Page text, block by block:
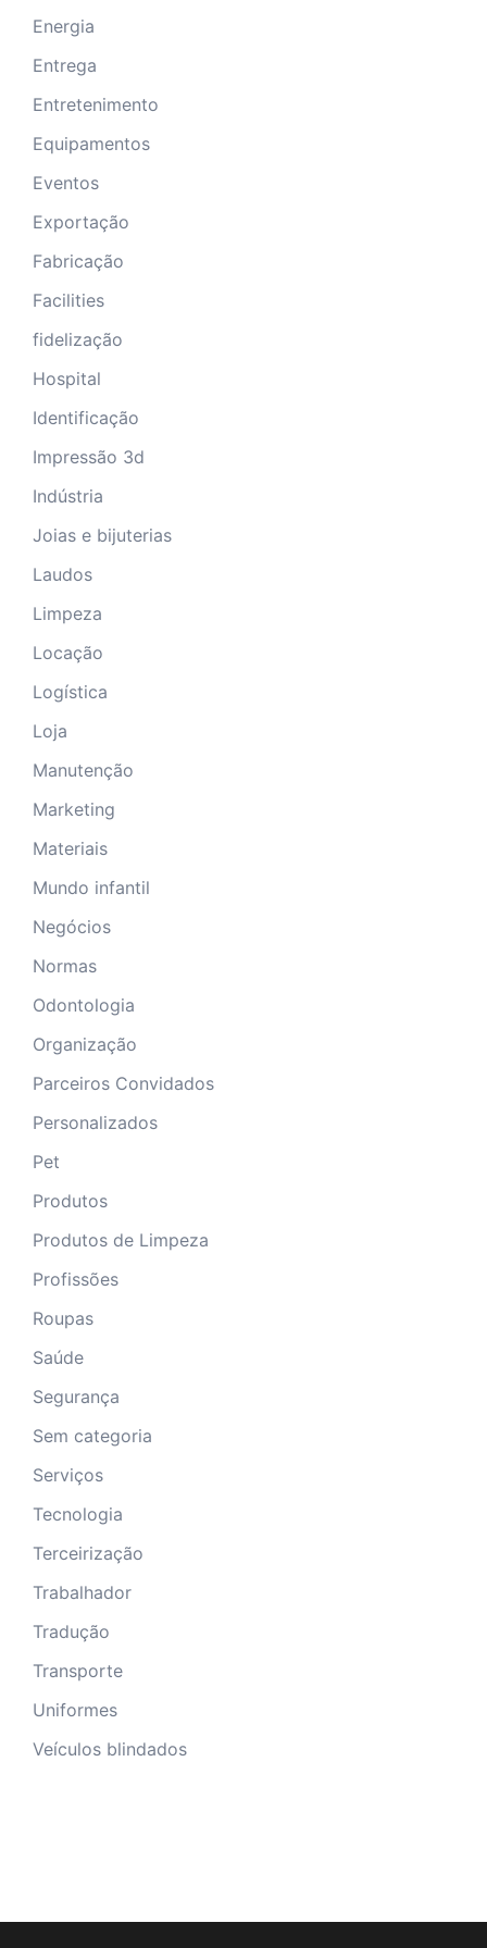
Energia
Entrega
Entretenimento
Equipamentos
Eventos
Exportação
Fabricação
Facilities
fidelização
Hospital
Identificação
Impressão 3d
Indústria
Joias e bijuterias
Laudos
Limpeza
Locação
Logística
Loja
Manutenção
Marketing
Materiais
Mundo infantil
Negócios
Normas
Odontologia
Organização
Parceiros Convidados
Personalizados
Pet
Produtos
Produtos de Limpeza
Profissões
Roupas
Saúde
Segurança
Sem categoria
Serviços
Tecnologia
Terceirização
Trabalhador
Tradução
Transporte
Uniformes
Veículos blindados